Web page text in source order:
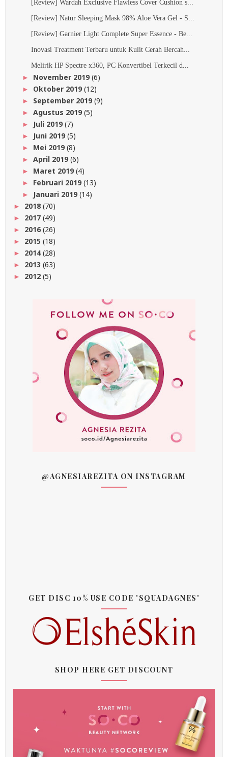
[Review] Wardah Exclusive Flawless Cover Cushion s...
[Review] Natur Sleeping Mask 98% Aloe Vera Gel - S...
[Review] Garnier Light Complete Super Essence - Be...
Inovasi Treatment Terbaru untuk Kulit Cerah Bercah...
Melirik HP Spectre x360, PC Konvertibel Terkecil d...
► November 2019(6)
► Oktober 2019(12)
► September 2019(9)
► Agustus 2019(5)
► Juli 2019(7)
► Juni 2019(5)
► Mei 2019(8)
► April 2019(6)
► Maret 2019(4)
► Februari 2019(13)
► Januari 2019(14)
► 2018 (70)
► 2017 (49)
► 2016(26)
► 2015 (18)
► 2014(28)
► 2013 (63)
► 2012 (5)
@AGNESIAREZITA ON INSTAGRAM
GET DISC 10% USE CODE 'SQUADAGNES'
SHOP HERE GET DISCOUNT